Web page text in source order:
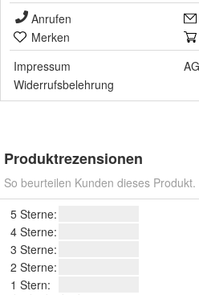
Anrufen
Merken
Impressum
Widerrufsbelehrung
Produktrezensionen
So beurteilen Kunden dieses Produkt.
5 Sterne:
4 Sterne:
3 Sterne:
2 Sterne:
1 Stern: